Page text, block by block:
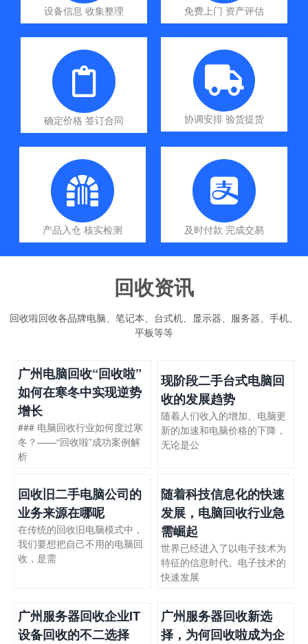
设备信息 收集整理 免费上门 资产评估
确定价格 签订合同 协调安排 验货提货
产品入仓 核实检测 及时付款 完成交易
回收资讯
回收啦回收各品牌电脑、笔记本、台式机、显示器、服务器、手机、
平板等等
广州电脑回收“回收啦”
如何在寒冬中实现逆势
增长
### 电脑回收行业如何度过寒
冬？——“回收啦”成功案例解
析
现阶段二手台式电脑回
收的发展趋势
随着人们收入的增加、电脑更
新的加速和电脑价格的下降，
无论是公
回收旧二手电脑公司的
业务来源在哪呢
在传统的回收旧电脑模式中，
我们要想把自己不用的电脑回
收，是需
随着科技信息化的快速
发展，电脑回收行业急
需崛起
世界已经进入了以电子技术为
特征的信息时代。电子技术的
快速发展
广州服务器回收企业IT
设备回收的不二选择
广州服务器回收新选
择，为何回收啦成为企